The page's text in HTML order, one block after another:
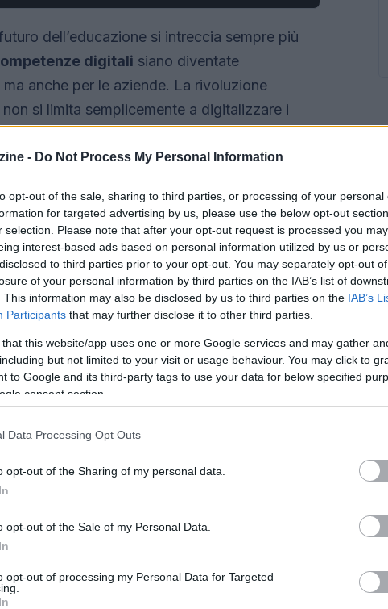
- Do Not Process My Personal Information
opt-out of the sale, sharing to third parties, or processing of your personal
for targeted advertising by us, please use the below opt-out
selection. Please note that after your opt-out request is processed you may
interest-based ads based on personal information utilized by us or
to third parties prior to your opt-out. You may separately opt-out
of your personal information by third parties on the IAB’s list of
This information may also be disclosed by us to third parties on the IAB’s
Participants that may further disclose it to other third parties.
that this website/app uses one or more Google services and may gather
but not limited to your visit or usage behaviour. You may click to
to Google and its third-party tags to use your data for below specified
consent section.
Data Processing Opt Outs
opt-out of the Sharing of my personal data.
opt-out of the Sale of my Personal Data.
opt-out of processing my Personal Data for Targeted
dell’educazione si intreccia sempre più
digitali siano diventate
anche per le aziende. La rivoluzione
non si limita semplicemente a digitalizzare i
ecosistema educativo. Dalla maggiore
dell’apprendimento, fino alla
la tecnologia offre nuove possibilità che non
e l’importanza